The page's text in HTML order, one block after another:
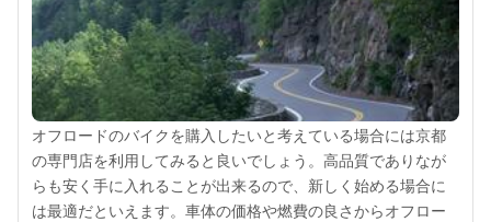
オフロードのバイクを購入したいと考えている場合には京都
の専門店を利用してみると良いでしょう。高品質でありなが
らも安く手に入れることが出来るので、新しく始める場合に
は最適だといえます。車体の価格や燃費の良さからオフロー